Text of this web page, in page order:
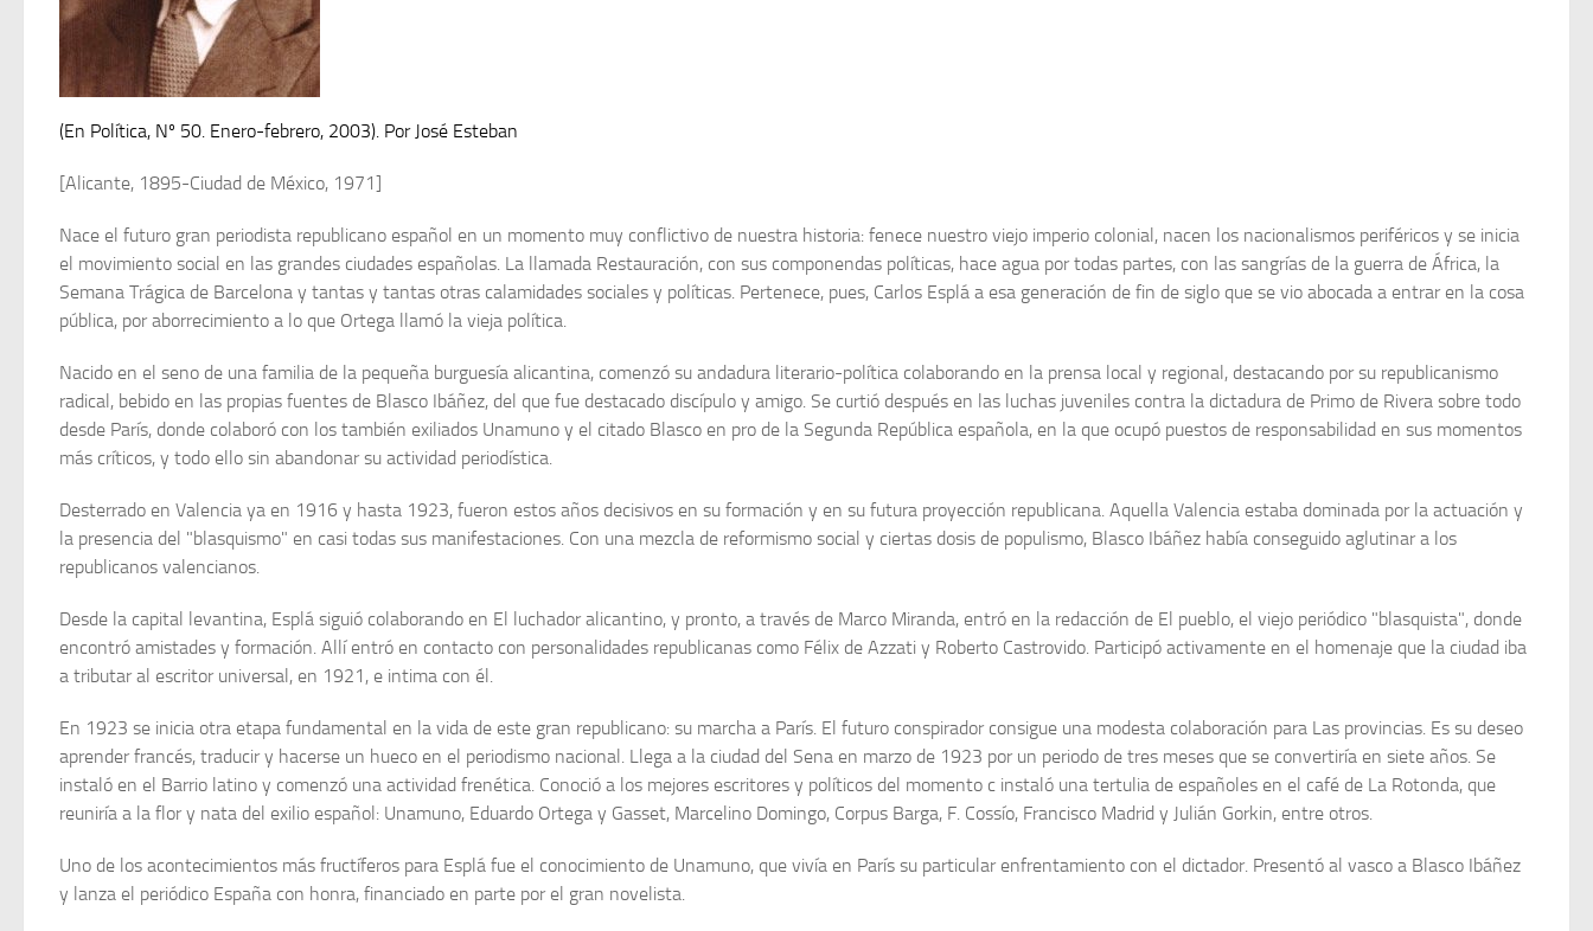
(En Política, Nº 50. Enero-febrero, 2003). Por José Esteban
[Alicante, 1895-Ciudad de México, 1971]
Nace el futuro gran periodista republicano español en un momento muy conflictivo de nuestra historia: fenece nuestro viejo imperio colonial, nacen los nacionalismos periféricos y se inicia
el movimiento social en las grandes ciu­dades españolas. La llamada Restauración, con sus componen­das políticas, hace agua por todas partes, con las sangrías de la guerra de África, la
Semana Trágica de Barcelona y tantas y tantas otras calamidades sociales y políticas. Pertenece, pues, Carlos Esplá a esa generación de fin de siglo que se vio abocada a entrar en la cosa
pública, por aborrecimiento a lo que Ortega llamó la vieja política.
Nacido en el seno de una familia de la pequeña burguesía ali­cantina, comenzó su andadura literario-política colaborando en la prensa local y regional, destacando por su republicanismo
radical, bebido en las propias fuentes de Blasco Ibáñez, del que fue destacado discípulo y amigo. Se curtió después en las luchas juveniles contra la dictadura de Primo de Rivera sobre todo
des­de París, donde colaboró con los también exiliados Unamuno y el citado Blasco en pro de la Segunda República española, en la que ocupó puestos de responsabilidad en sus momentos
más crí­ticos, y todo ello sin abandonar su actividad periodística.
Desterrado en Valencia ya en 1916 y hasta 1923, fueron estos años decisivos en su formación y en su futura proyec­ción republicana. Aquella Valencia estaba dominada por la actuación y
la presencia del "blasquismo" en casi todas sus manifestaciones. Con una mezcla de reformismo social y cier­tas dosis de populismo, Blasco Ibáñez había conseguido aglu­tinar a los
republicanos valencianos.
Desde la capital levantina, Esplá siguió colaborando en El luchador alicantino, y pronto, a través de Marco Miranda, entró en la redacción de El pueblo, el viejo periódico "blasquista", donde
encontró amistades y formación. Allí entró en contacto con personalidades republicanas como Félix de Azzati y Rober­to Castrovido. Participó activamente en el homenaje que la ciu­dad iba
a tributar al escritor universal, en 1921, e intima con él.
En 1923 se inicia otra etapa fundamental en la vida de este gran republicano: su marcha a París. El futuro conspirador consigue una modesta colaboración para Las provincias. Es su deseo
aprender francés, traducir y hacerse un hueco en el periodismo nacional. Llega a la ciudad del Sena en marzo de 1923 por un periodo de tres meses que se convertiría en siete años. Se
instaló en el Barrio latino y comenzó una actividad frenética. Conoció a los mejores escritores y políticos del momento c instaló una tertulia de españoles en el café de La Rotonda, que
reuniría a la flor y nata del exilio español: Una­muno, Eduardo Ortega y Gasset, Marcelino Domingo, Corpus Barga, F. Cossío, Francisco Madrid y Julián Gorkin, entre otros.
Uno de los acontecimientos más fructíferos para Esplá fue el conocimiento de Unamuno, que vivía en París su particular enfrentamiento con el dictador. Presentó al vasco a Blasco Ibáñez
y lanza el periódico España con honra, financiado en parte por el gran novelista.